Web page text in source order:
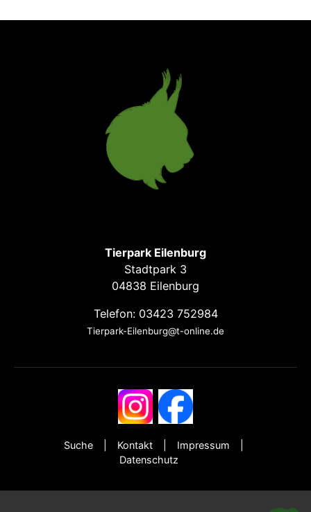
Tierpark Eilenburg
Stadtpark 3
04838 Eilenburg
Telefon: 03423 752984
Tierpark-Eilenburg@t-online.de
Suche Kontakt
Impressum
Datenschutz